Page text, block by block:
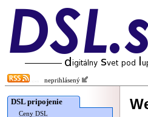
neprihlásený
DSL pripojenie
Ceny DSL